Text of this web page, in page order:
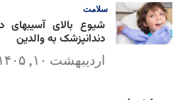
سلامت
شیوع بالای آسیبهای
دندانپزشک به والدین
اردیبهشت ۱۰, ۱۴۰۵